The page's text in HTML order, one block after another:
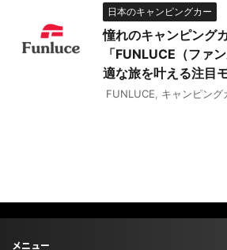
日本のキャンピングカー
憧れのキャンピング
「FUNLUCE（ファ
適な旅を叶える注目
FUNLUCE キャンピング
メニュー